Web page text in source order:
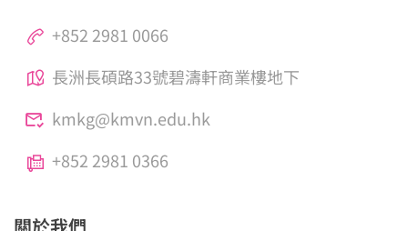
+852 2981 0066
長洲長碩路33號碧濤軒商業樓地下
kmkg@kmvn.edu.hk
+852 2981 0366